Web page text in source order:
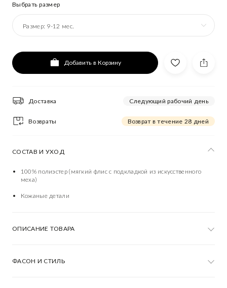
Выбрать размер
Размер: 9-12 мес.
Добавить в Корзину
Доставка Следующий рабочий день
Возвраты Возврат в течение 28 дней
СОСТАВ И УХОД
100% полиэстер (мягкий флис с подкладкой из искусственного
меха)
Кожаные детали
ОПИСАНИЕ ТОВАРА
ФАСОН И СТИЛЬ